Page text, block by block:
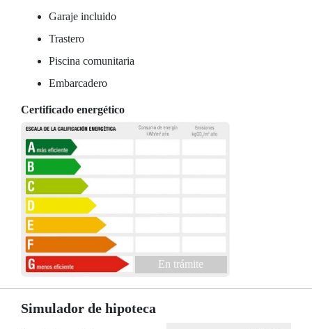
Garaje incluido
Trastero
Piscina comunitaria
Embarcadero
Certificado energético
En trámite
Simulador de hipoteca